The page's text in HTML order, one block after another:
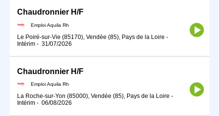
Chaudronnier H/F
Emploi Aquila Rh
Le Poiré-sur-Vie (85170), Vendée (85), Pays de la Loire -
Intérim - 31/07/2026
Chaudronnier H/F
Emploi Aquila Rh
La Roche-sur-Yon (85000), Vendée (85), Pays de la Loire -
Intérim - 06/08/2026